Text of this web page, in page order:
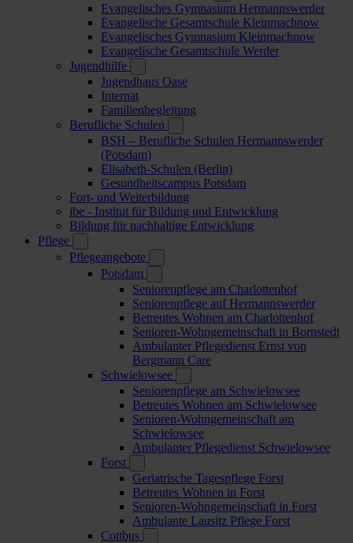
Evangelisches Gymnasium Hermannswerder
Evangelische Gesamtschule Kleinmachnow
Evangelisches Gymnasium Kleinmachnow
Evangelische Gesamtschule Werder
Jugendhilfe
Jugendhaus Oase
Internat
Familienbegleitung
Berufliche Schulen
BSH – Berufliche Schulen Hermannswerder
(Potsdam)
Elisabeth-Schulen (Berlin)
Gesundheitscampus Potsdam
Fort- und Weiterbildung
ibe - Institut für Bildung und Entwicklung
Bildung für nachhaltige Entwicklung
Pflege
Pflegeangebote
Potsdam
Seniorenpflege am Charlottenhof
Seniorenpflege auf Hermannswerder
Betreutes Wohnen am Charlottenhof
Senioren-Wohngemeinschaft in Bornstedt
Ambulanter Pflegedienst Ernst von
Bergmann Care
Schwielowsee
Seniorenpflege am Schwielowsee
Betreutes Wohnen am Schwielowsee
Senioren-Wohngemeinschaft am
Schwielowsee
Ambulanter Pflegedienst Schwielowsee
Forst
Geriatrische Tagespflege Forst
Betreutes Wohnen in Forst
Senioren-Wohngemeinschaft in Forst
Ambulante Lausitz Pflege Forst
Cottbus